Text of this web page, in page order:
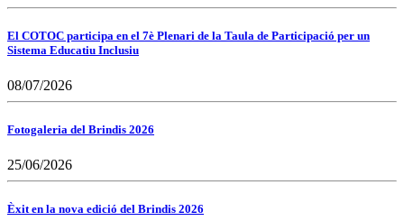
El COTOC participa en el 7è Plenari de la Taula de Participació per un
Sistema Educatiu Inclusiu
08/07/2026
Fotogaleria del Brindis 2026
25/06/2026
Èxit en la nova edició del Brindis 2026